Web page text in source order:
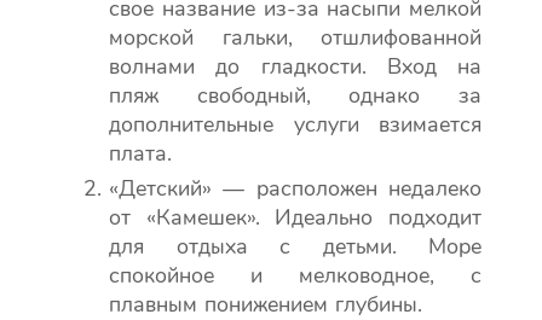
свое название из-за насыпи мелкой
морской гальки, отшлифованной
волнами до гладкости. Вход на
пляж свободный, однако за
дополнительные услуги взимается
плата.
«Детский» — расположен недалеко
от «Камешек». Идеально подходит
для отдыха с детьми. Море
спокойное и мелководное, с
плавным понижением глубины.